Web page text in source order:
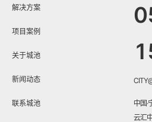
解决方案
项目案例
关于城池
新闻动态
联系城池
中国·
云汇